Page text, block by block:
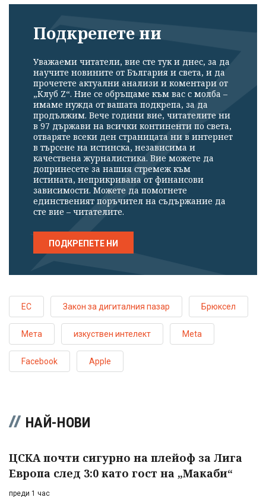
Подкрепете ни
Уважаеми читатели, вие сте тук и днес, за да
научите новините от България и света, и да
прочетете актуални анализи и коментари от
„Клуб Z“. Ние се обръщаме към вас с молба –
имаме нужда от вашата подкрепа, за да
продължим. Вече години вие, читателите ни
в 97 държави на всички континенти по света,
отваряте всеки ден страницата ни в интернет
в търсене на истинска, независима и
качествена журналистика. Вие можете да
допринесете за нашия стремеж към
истината, неприкривана от финансови
зависимости. Можете да помогнете
единственият поръчител на съдържание да
сте вие – читателите.
ПОДКРЕПЕТЕ НИ
ЕС Закон за дигиталния пазар Брюксел
Мета изкуствен интелект Meta
Facebook Apple
НАЙ-НОВИ
ЦСКА почти сигурно на плейоф за Лига
Европа след 3:0 като гост на „Макаби“
преди 1 час